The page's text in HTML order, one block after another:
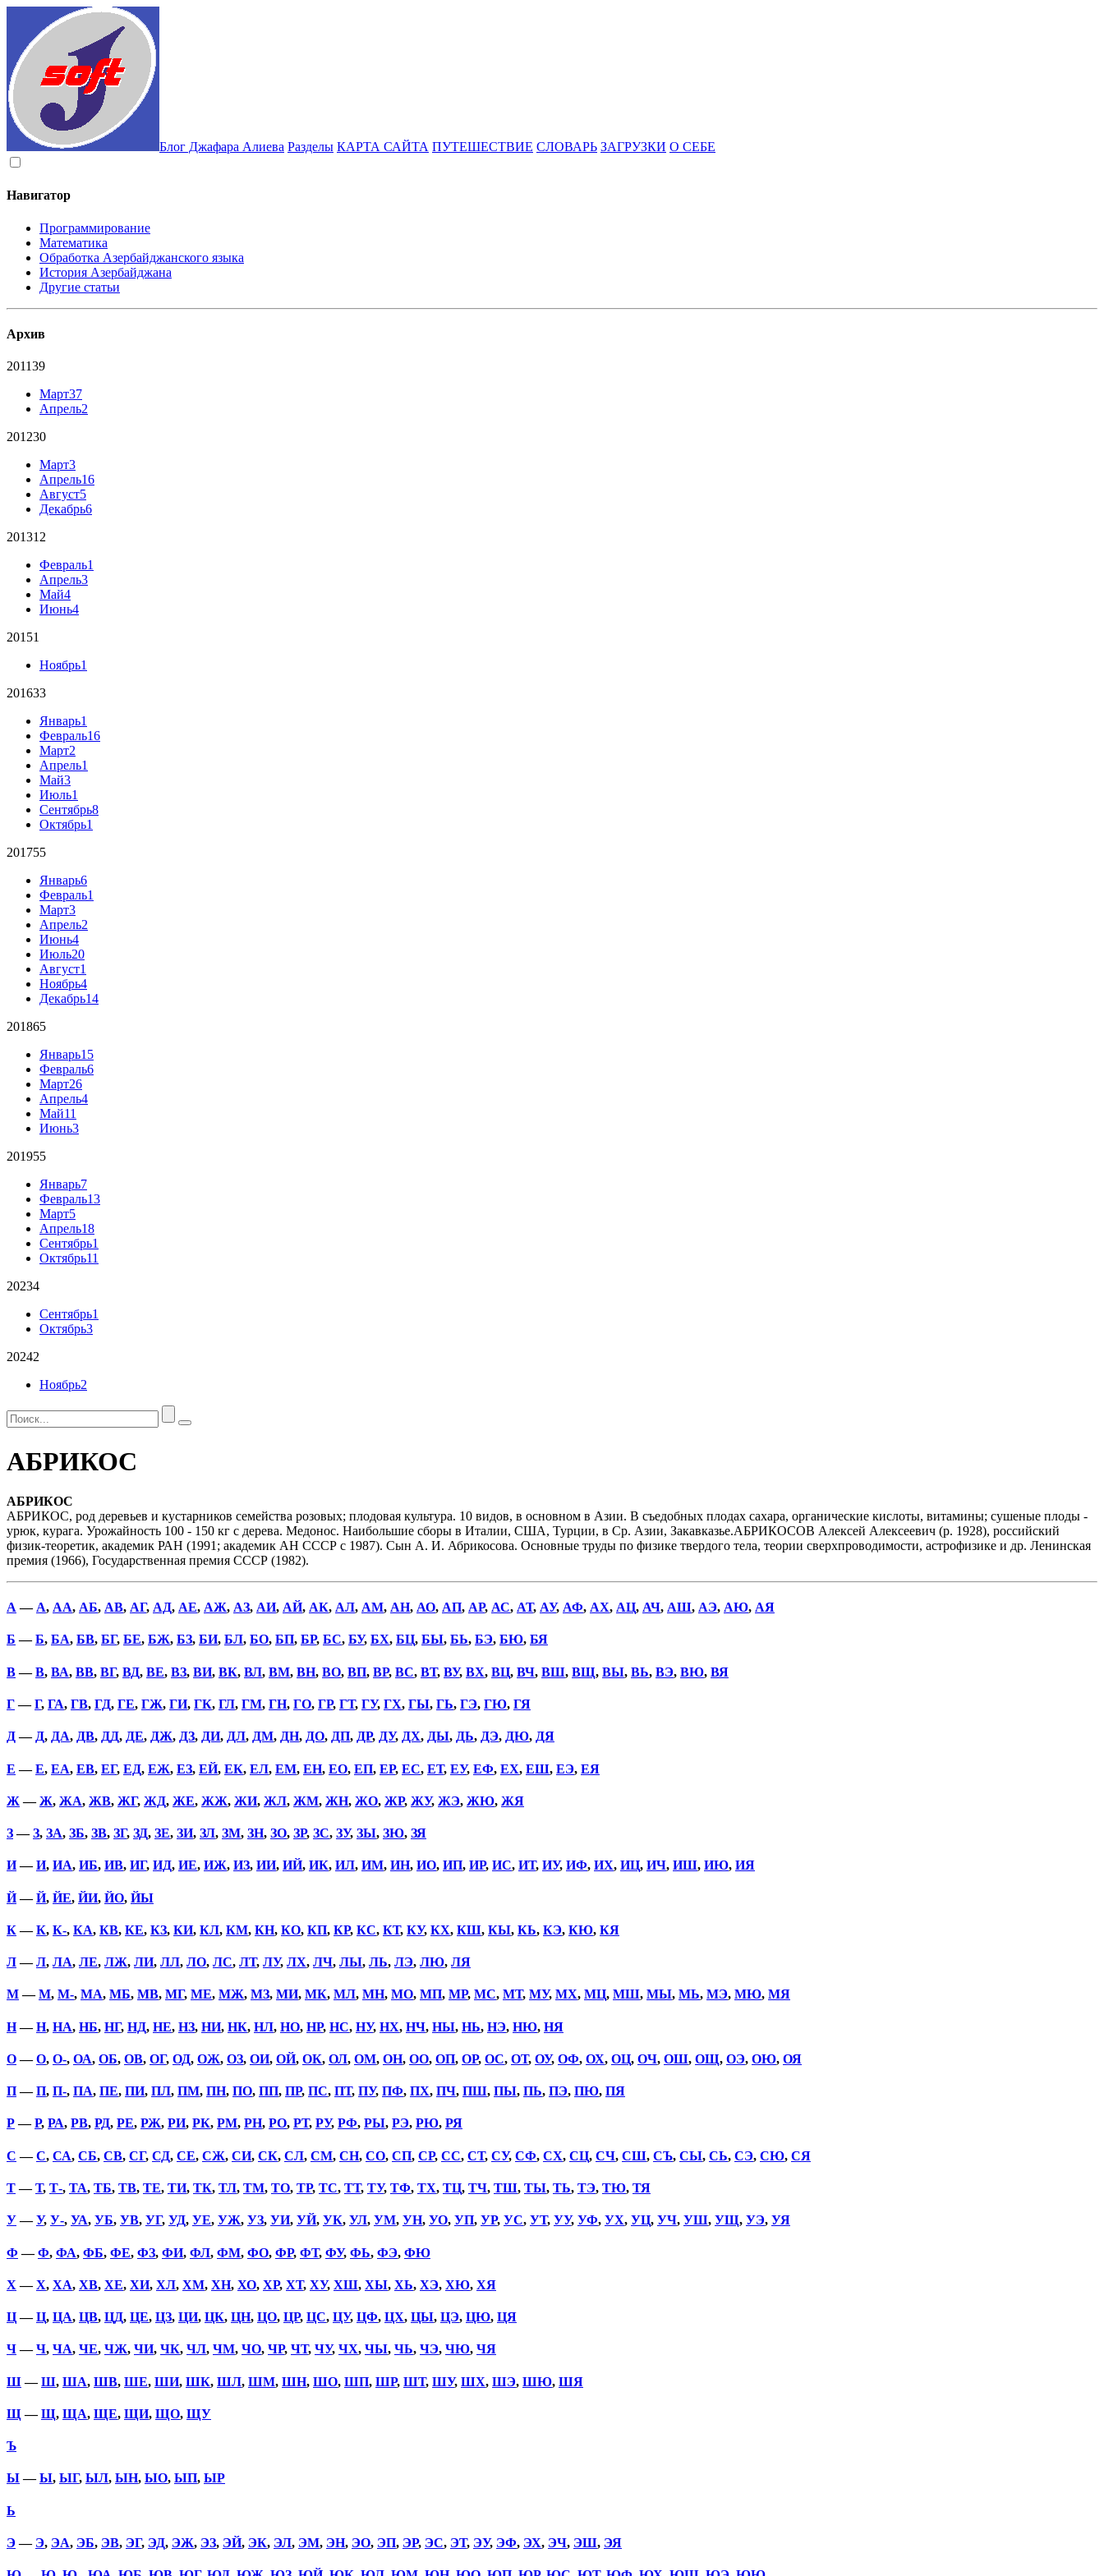
Блог Джафара Алиева Разделы КАРТА САЙТА ПУТЕШЕСТВИЕ СЛОВАРЬ ЗАГРУЗКИ О СЕБЕ
Навигатор
Программирование
Математика
Обработка Азербайджанского языка
История Азербайджана
Другие статьи
Архив
201139
Март37
Апрель2
201230
Март3
Апрель16
Август5
Декабрь6
201312
Февраль1
Апрель3
Май4
Июнь4
20151
Ноябрь1
201633
Январь1
Февраль16
Март2
Апрель1
Май3
Июль1
Сентябрь8
Октябрь1
201755
Январь6
Февраль1
Март3
Апрель2
Июнь4
Июль20
Август1
Ноябрь4
Декабрь14
201865
Январь15
Февраль6
Март26
Апрель4
Май11
Июнь3
201955
Январь7
Февраль13
Март5
Апрель18
Сентябрь1
Октябрь11
20234
Сентябрь1
Октябрь3
20242
Ноябрь2
АБРИКОС
АБРИКОС
АБРИКОС, род деревьев и кустарников семейства розовых; плодовая культура. 10 видов, в основном в Азии. В съедобных плодах сахара, органические кислоты, витамины; сушеные плоды -
урюк, курага. Урожайность 100 - 150 кг с дерева. Медонос. Наибольшие сборы в Италии, США, Турции, в Ср. Азии, Закавказье.АБРИКОСОВ Алексей Алексеевич (р. 1928), российский
физик-теоретик, академик РАН (1991; академик АН СССР с 1987). Сын А. И. Абрикосова. Основные труды по физике твердого тела, теории сверхпроводимости, астрофизике и др. Ленинская
премия (1966), Государственная премия СССР (1982).
А — А, АА, АБ, АВ, АГ, АД, АЕ, АЖ, АЗ, АИ, АЙ, АК, АЛ, АМ, АН, АО, АП, АР, АС, АТ, АУ, АФ, АХ, АЦ, АЧ, АШ, АЭ, АЮ, АЯ
Б —Б, БА, БВ, БГ, БЕ, БЖ, БЗ, БИ, БЛ, БО, БП, БР, БС, БУ, БХ, БЦ, БЫ, БЬ, БЭ, БЮ, БЯ
В—В, ВА, ВВ, ВГ, ВД, ВЕ, ВЗ, ВИ, ВК, ВЛ, ВМ, ВН, ВО, ВП, ВР, ВС, ВТ, ВУ, ВХ, ВЦ, ВЧ, ВШ, ВЩ, ВЫ, ВЬ, ВЭ, ВЮ, ВЯ
Г—Г, ГА, ГВ, ГД, ГЕ, ГЖ, ГИ, ГК, ГЛ, ГМ, ГН, ГО, ГР, ГТ, ГУ, ГХ, ГЫ, ГЬ, ГЭ, ГЮ, ГЯ
Д— Д, ДА, ДВ, ДД, ДЕ, ДЖ, ДЗ, ДИ, ДЛ, ДМ, ДН, ДО, ДП, ДР, ДУ, ДХ, ДЫ, ДЬ, ДЭ, ДЮ, ДЯ
Е —Е, ЕА, ЕВ, ЕГ, ЕД, ЕЖ, ЕЗ, ЕЙ, ЕК, ЕЛ, ЕМ, ЕН, ЕО, ЕП, ЕР, ЕС, ЕТ, ЕУ, ЕФ, ЕХ, ЕШ, ЕЭ, ЕЯ
Ж —Ж, ЖА, ЖВ, ЖГ, ЖД, ЖЕ, ЖЖ, ЖИ, ЖЛ, ЖМ, ЖН, ЖО, ЖР, ЖУ, ЖЭ, ЖЮ, ЖЯ
З—З, ЗА, ЗБ, ЗВ, ЗГ, ЗД, ЗЕ, ЗИ, ЗЛ, ЗМ, ЗН, ЗО, ЗР, ЗС, ЗУ, ЗЫ, ЗЮ, ЗЯ
И—И, ИА, ИБ, ИВ, ИГ, ИД, ИЕ, ИЖ, ИЗ, ИИ, ИЙ, ИК, ИЛ, ИМ, ИН, ИО, ИП, ИР, ИС, ИТ, ИУ, ИФ, ИХ, ИЦ, ИЧ, ИШ, ИЮ, ИЯ
Й—Й, ЙЕ, ЙИ, ЙО, ЙЫ
К—К, К-, КА, КВ, КЕ, КЗ, КИ, КЛ, КМ, КН, КО, КП, КР, КС, КТ, КУ, КХ, КШ, КЫ, КЬ, КЭ, КЮ, КЯ
Л—Л, ЛА, ЛЕ, ЛЖ, ЛИ, ЛЛ, ЛО, ЛС, ЛТ, ЛУ, ЛХ, ЛЧ, ЛЫ, ЛЬ, ЛЭ, ЛЮ, ЛЯ
М—М, М-, МА, МБ, МВ, МГ, МЕ, МЖ, МЗ, МИ, МК, МЛ, МН, МО, МП, МР, МС, МТ, МУ, МХ, МЦ, МШ, МЫ, МЬ, МЭ, МЮ, МЯ
Н—Н, НА, НБ, НГ, НД, НЕ, НЗ, НИ, НК, НЛ, НО, НР, НС, НУ, НХ, НЧ, НЫ, НЬ, НЭ, НЮ, НЯ
О—О, О-, ОА, ОБ, ОВ, ОГ, ОД, ОЖ, ОЗ, ОИ, ОЙ, ОК, ОЛ, ОМ, ОН, ОО, ОП, ОР, ОС, ОТ, ОУ, ОФ, ОХ, ОЦ, ОЧ, ОШ, ОЩ, ОЭ, ОЮ, ОЯ
П—П, П-, ПА, ПЕ, ПИ, ПЛ, ПМ, ПН, ПО, ПП, ПР, ПС, ПТ, ПУ, ПФ, ПХ, ПЧ, ПШ, ПЫ, ПЬ, ПЭ, ПЮ, ПЯ
Р—Р, РА, РВ, РД, РЕ, РЖ, РИ, РК, РМ, РН, РО, РТ, РУ, РФ, РЫ, РЭ, РЮ, РЯ
С —С, СА, СБ, СВ, СГ, СД, СЕ, СЖ, СИ, СК, СЛ, СМ, СН, СО, СП, СР, СС, СТ, СУ, СФ, СХ, СЦ, СЧ, СШ, СЪ, СЫ, СЬ, СЭ, СЮ, СЯ
Т—Т, Т-, ТА, ТБ, ТВ, ТЕ, ТИ, ТК, ТЛ, ТМ, ТО, ТР, ТС, ТТ, ТУ, ТФ, ТХ, ТЦ, ТЧ, ТШ, ТЫ, ТЬ, ТЭ, ТЮ, ТЯ
У—У, У-, УА, УБ, УВ, УГ, УД, УЕ, УЖ, УЗ, УИ, УЙ, УК, УЛ, УМ, УН, УО, УП, УР, УС, УТ, УУ, УФ, УХ, УЦ, УЧ, УШ, УЩ, УЭ, УЯ
Ф —Ф, ФА, ФБ, ФЕ, ФЗ, ФИ, ФЛ, ФМ, ФО, ФР, ФТ, ФУ, ФЬ, ФЭ, ФЮ
Х —Х, ХА, ХВ, ХЕ, ХИ, ХЛ, ХМ, ХН, ХО, ХР, ХТ, ХУ, ХШ, ХЫ, ХЬ, ХЭ, ХЮ, ХЯ
Ц—Ц, ЦА, ЦВ, ЦД, ЦЕ, ЦЗ, ЦИ, ЦК, ЦН, ЦО, ЦР, ЦС, ЦУ, ЦФ, ЦХ, ЦЫ, ЦЭ, ЦЮ, ЦЯ
Ч—Ч, ЧА, ЧЕ, ЧЖ, ЧИ, ЧК, ЧЛ, ЧМ, ЧО, ЧР, ЧТ, ЧУ, ЧХ, ЧЫ, ЧЬ, ЧЭ, ЧЮ, ЧЯ
Ш—Ш, ША, ШВ, ШЕ, ШИ, ШК, ШЛ, ШМ, ШН, ШО, ШП, ШР, ШТ, ШУ, ШХ, ШЭ, ШЮ, ШЯ
Щ —Щ, ЩА, ЩЕ, ЩИ, ЩО, ЩУ
Ъ
Ы—Ы, ЫГ, ЫЛ, ЫН, ЫО, ЫП, ЫР
Ь
Э— Э, ЭА, ЭБ, ЭВ, ЭГ, ЭД, ЭЖ, ЭЗ, ЭЙ, ЭК, ЭЛ, ЭМ, ЭН, ЭО, ЭП, ЭР, ЭС, ЭТ, ЭУ, ЭФ, ЭХ, ЭЧ, ЭШ, ЭЯ